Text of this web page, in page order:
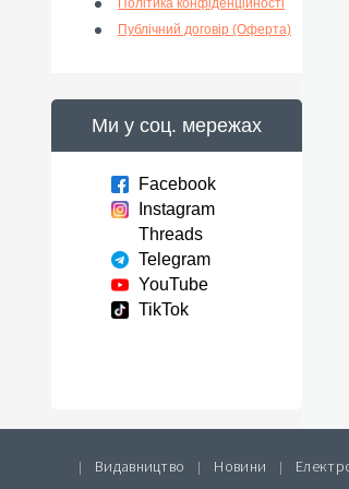
Політика конфіденційності
Публічний договір (Оферта)
Ми у соц. мережах
Facebook
Instagram
Threads
Telegram
YouTube
TikTok
| Видавництво | Новини |